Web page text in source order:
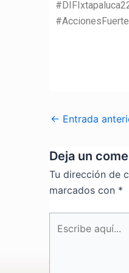
← Entrada
Deja un
Tu dirección de
marcados con *
aquí...